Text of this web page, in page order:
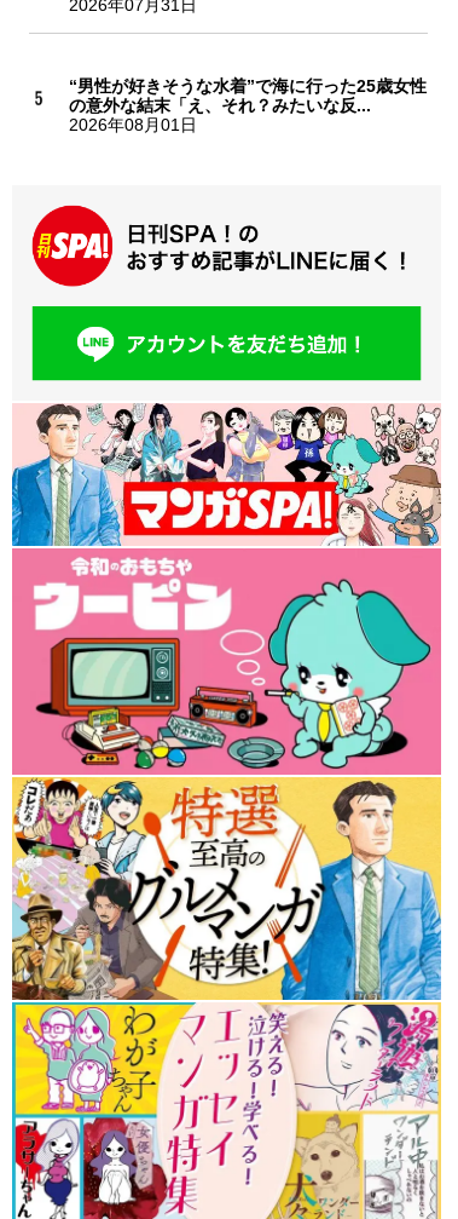
2026年07月31日
“男性が好きそうな水着”で海に行った25歳女性
の意外な結末「え、それ？みたいな反...
2026年08月01日